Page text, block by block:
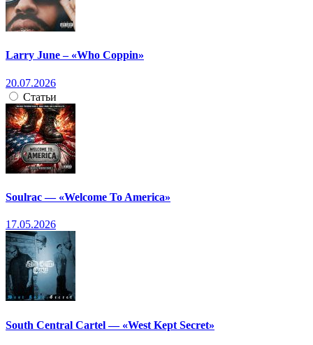
Larry June – «Who Coppin»
20.07.2026
Статьи
Soulrac — «Welcome To America»
17.05.2026
South Central Cartel — «West Kept Secret»